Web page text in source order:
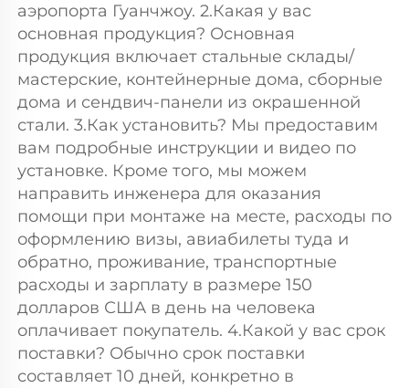
аэропорта Гуанчжоу. 2.Какая у вас
основная продукция? Основная
продукция включает стальные склады/
мастерские, контейнерные дома, сборные
дома и сендвич-панели из окрашенной
стали. 3.Как установить? Мы предоставим
вам подробные инструкции и видео по
установке. Кроме того, мы можем
направить инженера для оказания
помощи при монтаже на месте, расходы по
оформлению визы, авиабилеты туда и
обратно, проживание, транспортные
расходы и зарплату в размере 150
долларов США в день на человека
оплачивает покупатель. 4.Какой у вас срок
поставки? Обычно срок поставки
составляет 10 дней, конкретно в